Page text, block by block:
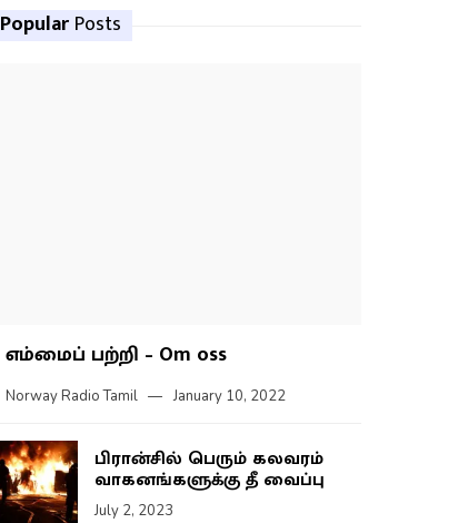
Popular Posts
எம்மைப் பற்றி – Om oss
Norway Radio Tamil January 10, 2022
பிரான்சில் பெரும் கலவரம்
வாகனங்களுக்கு தீ வைப்பு
July 2, 2023